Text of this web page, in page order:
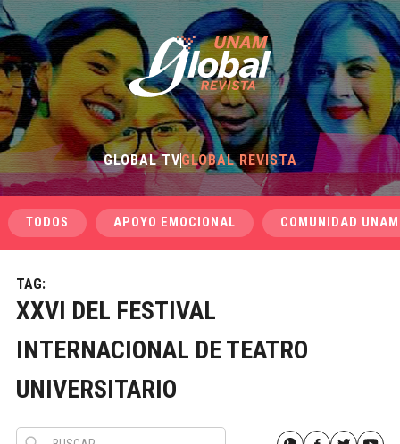
GLOBAL TVGLOBAL REVISTA
TODOS APOYO EMOCIONAL COMUNIDAD UNAM
TAG:
XXVI DEL FESTIVAL
INTERNACIONAL DE TEATRO
UNIVERSITARIO